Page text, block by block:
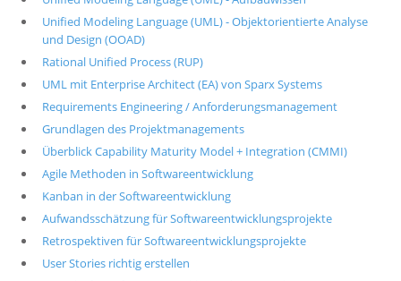
Unified Modeling Language (UML) - Objektorientierte Analyse
und Design (OOAD)
Rational Unified Process (RUP)
UML mit Enterprise Architect (EA) von Sparx Systems
Requirements Engineering / Anforderungsmanagement
Grundlagen des Projektmanagements
Überblick Capability Maturity Model + Integration (CMMI)
Agile Methoden in Softwareentwicklung
Kanban in der Softwareentwicklung
Aufwandsschätzung für Softwareentwicklungsprojekte
Retrospektiven für Softwareentwicklungsprojekte
User Stories richtig erstellen